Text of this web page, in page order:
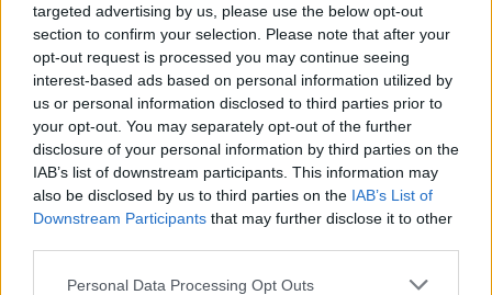
targeted advertising by us, please use the below opt-out
section to confirm your selection. Please note that after your
opt-out request is processed you may continue seeing
interest-based ads based on personal information utilized by
us or personal information disclosed to third parties prior to
your opt-out. You may separately opt-out of the further
disclosure of your personal information by third parties on the
IAB’s list of downstream participants. This information may
also be disclosed by us to third parties on the IAB’s List of
Downstream Participants that may further disclose it to other
Please note that this website/app uses one or more Google
Personal Data Processing Opt Outs